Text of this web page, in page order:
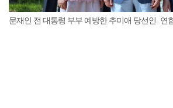
문재인 전 대통령 부부 예방한 추미애 당선인. 연